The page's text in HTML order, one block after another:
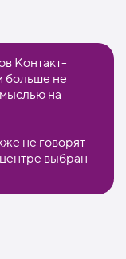
Контакт-
больше не
на
не говорят
выбран